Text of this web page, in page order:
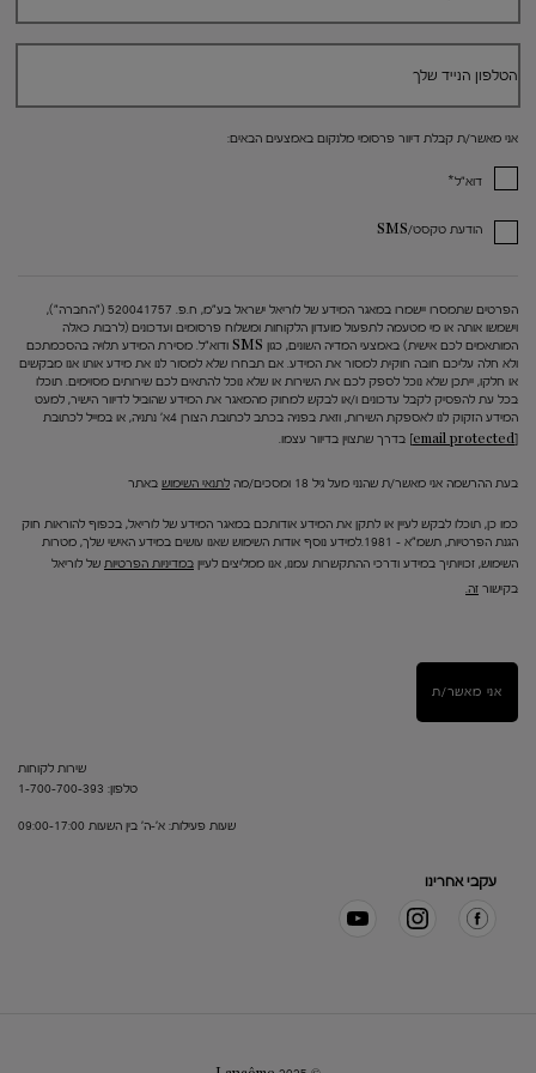
הטלפון הנייד שלך
אני מאשר/ת קבלת דיוור פרסומי מלנקום באמצעים הבאים:
דוא"ל*
הודעת טקסט/SMS
הפרטים שתמסרו יישמרו במאגר המידע של לוריאל ישראל בע"מ, ח.פ. 520041757 ("החברה"),
וישמשו אותה או מי מטעמה לתפעול מועדון הלקוחות ומשלוח פרסומים ועדכונים (לרבות כאלה
המותאמים לכם אישית) באמצעי המדיה השונים, כגון SMS ודוא"ל. מסירת המידע תלויה בהסכמתכם
ולא חלה עליכם חובה חוקית למסור את המידע. אם תבחרו שלא למסור לנו את מידע אותו אנו מבקשים
או חלקו, ייתכן שלא נוכל לספק לכם את השירות או שלא נוכל להתאים לכם שירותים מסוימים. תוכלו
בכל עת להפסיק לקבל עדכונים ו/או לבקש למחוק מהמאגר את המידע שהוביל לדיוור הישיר, למעט
המידע הזקוק לנו לאספקת השירות, וזאת בפניה בכתב לכתובת הצורן 4א' נתניה, או במייל לכתובת
[email protected]
בדרך שתצוין בדיוור עצמו.
בעת ההרשמה אני מאשר/ת שהנני מעל גיל 18 ומסכים/מה לתנאי השימוש באתר
כמו כן, תוכלו לבקש לעיין או לתקן את המידע אודותכם במאגר המידע של לוריאל, בכפוף להוראות חוק
הגנת הפרטיות, תשמ"א – 1981.למידע נוסף אודות השימוש שאנו עושים במידע האישי שלך, מטרות
השימוש, זכויותיך במידע ודרכי ההתקשרות עמנו, אנו ממליצים לעיין במדיניות הפרטיות של לוריאל
בקישור זה.
אני מאשר/ת
שירות לקוחות
טלפון: 1-700-700-393
שעות פעילות: א'-ה' בין השעות 09:00-17:00
עקבי אחרינו